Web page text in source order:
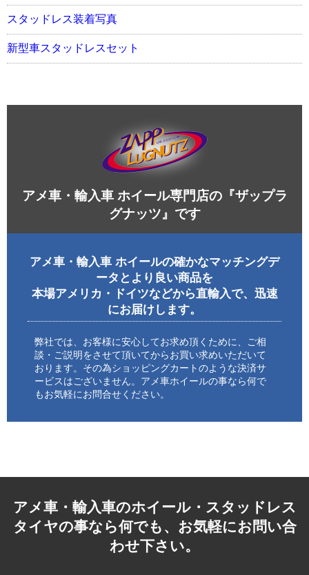
スタッドレス装着写真
新型車スタッドレスセット
アメ車・輸入車 ホイール専門店の『ザップラ
グナッツ』です
アメ車・輸入車 ホイールの確かなマッチングデ
ータとより良い商品を
本場アメリカ・ドイツなどから直輸入で、迅速
にお届けします。
弊社では、お客様に安心してお求め頂くために、ご相
談・ご説明をさせて頂いてからお買い求めいただいて
おります。その為ショッピングカートのような決済サ
ービスはございません。アメ車ホイールの事なら何で
もお気軽にお問合せください。
アメ車・輸入車のホイール・スタッドレス
タイヤの事なら何でも、お気軽にお問い合
わせ下さい。